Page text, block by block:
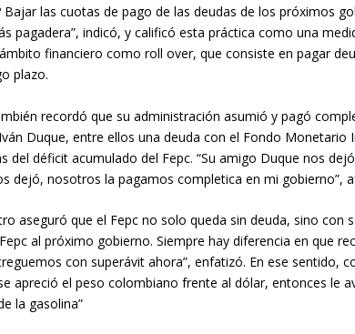
Bajar las cuotas de pago de las deudas de los próximos
pagadera”, indicó, y calificó esta práctica como una
financiero como roll over, que consiste en pagar
plazo.
recordó que su administración asumió y pagó
Duque, entre ellos una deuda con el Fondo Monetario
del déficit acumulado del Fepc. “Su amigo Duque nos
dejó, nosotros la pagamos completica en mi gobierno”,
aseguró que el Fepc no solo queda sin deuda, sino con
al próximo gobierno. Siempre hay diferencia en que
con superávit ahora”, enfatizó. En ese sentido,
apreció el peso colombiano frente al dólar, entonces le
la gasolina”